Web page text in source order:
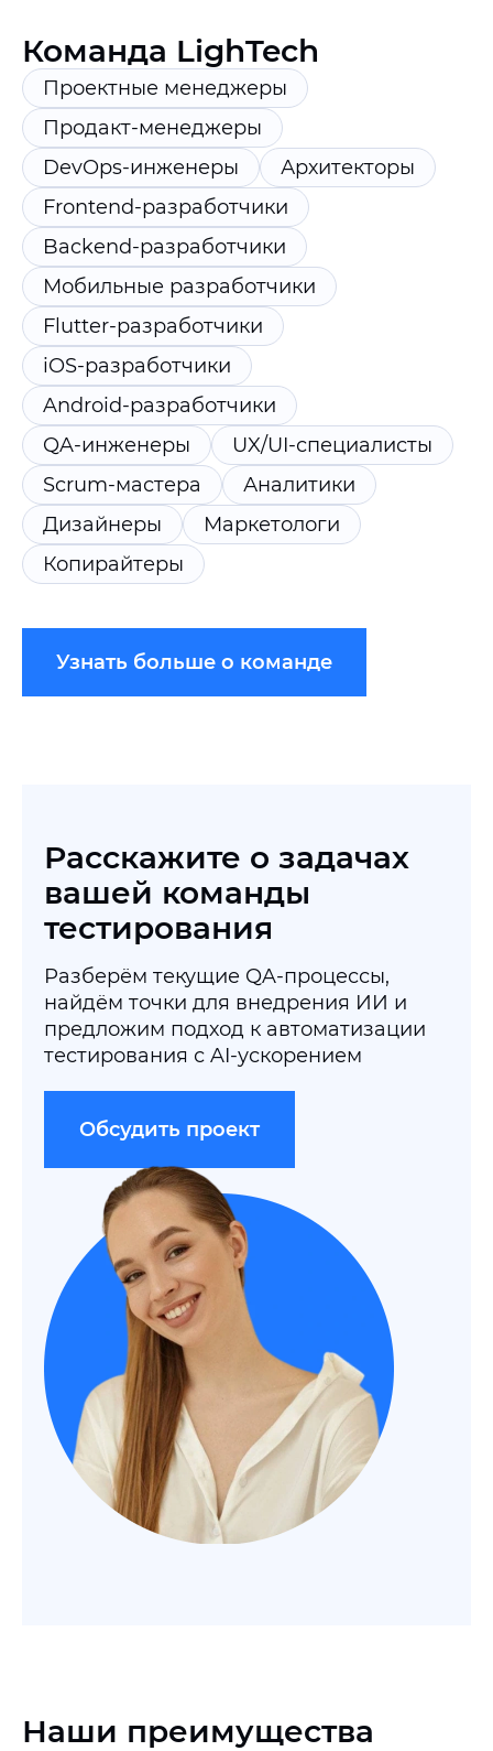
Команда LighTech
Проектные менеджеры
Продакт-менеджеры
DevOps-инженеры
Архитекторы
Frontend-разработчики
Backend-разработчики
Мобильные разработчики
Flutter-разработчики
iOS-разработчики
Android-разработчики
QA-инженеры
UX/UI-специалисты
Scrum-мастера
Аналитики
Дизайнеры
Маркетологи
Копирайтеры
Узнать больше о команде
Расскажите о задачах
вашей команды
тестирования
Разберём текущие QA-процессы,
найдём точки для внедрения ИИ и
предложим подход к автоматизации
тестирования с AI-ускорением
Обсудить проект
Наши преимущества